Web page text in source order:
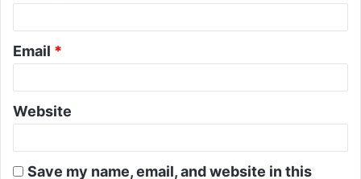
Email *
Website
Save my name, email, and website in this